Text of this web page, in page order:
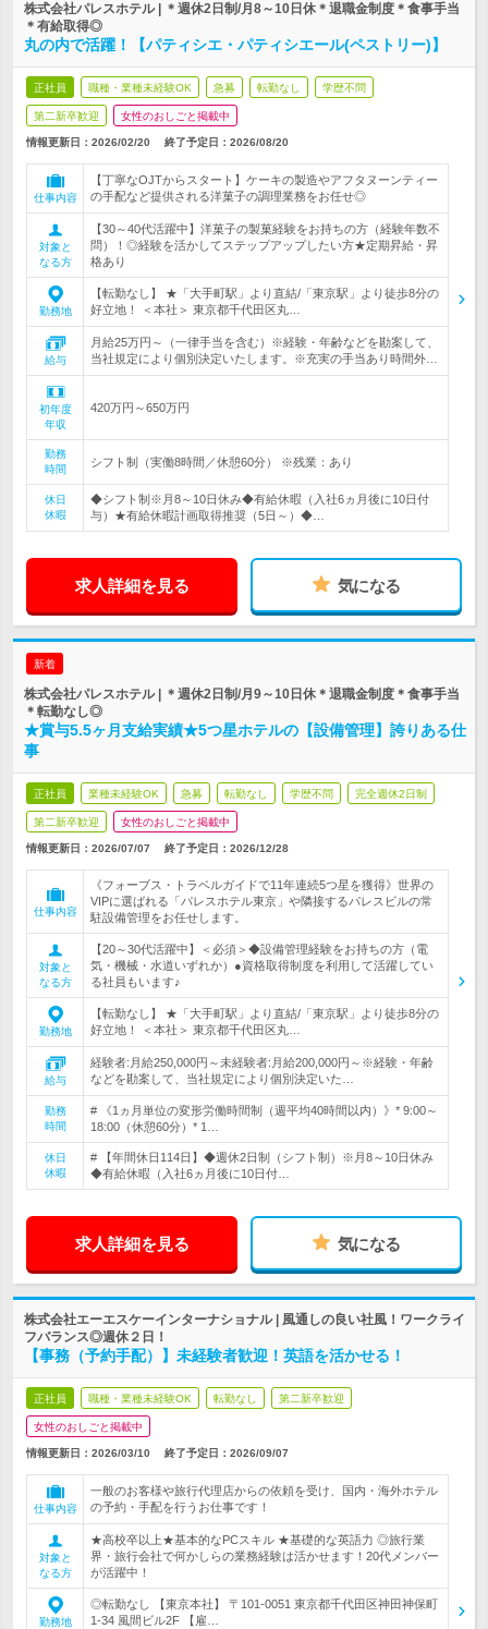
株式会社パレスホテル | ＊週休2日制/月8～10日休＊退職金制度＊食事手当
＊有給取得◎
丸の内で活躍！【パティシエ・パティシエール(ペストリー)】
正社員 職種・業種未経験OK 急募 転勤なし 学歴不問
第二新卒歓迎 女性のおしごと掲載中
情報更新日：2026/02/20 終了予定日： 2026/08/20
仕事内容
【丁寧なOJTからスタート】ケーキの製造やアフタヌーンティー
の手配など提供される洋菓子の調理業務をお任せ◎
対象と
なる方
【30～40代活躍中】洋菓子の製菓経験をお持ちの方（経験年数不
問）！◎経験を活かしてステップアップしたい方★定期昇給・昇
格あり
勤務地
【転勤なし】 ★「大手町駅」より直結/「東京駅」より徒歩8分の
好立地！ ＜本社＞ 東京都千代田区丸…
給与
月給25万円～（一律手当を含む）※経験・年齢などを勘案して、
当社規定により個別決定いたします。※充実の手当あり時間外…
初年度
年収
420万円～650万円
勤務
時間
シフト制（実働8時間／休憩60分） ※残業：あり
休日
休暇
◆シフト制※月8～10日休み◆有給休暇（入社6ヵ月後に10日付
与）★有給休暇計画取得推奨（5日～）◆…
求人詳細を見る 気になる
新着
株式会社パレスホテル | ＊週休2日制/月9～10日休＊退職金制度＊食事手当
＊転勤なし◎
★賞与5.5ヶ月支給実績★5つ星ホテルの【設備管理】誇りある仕
事
正社員 業種未経験OK 急募 転勤なし 学歴不問 完全週休2日制
第二新卒歓迎 女性のおしごと掲載中
情報更新日：2026/07/07 終了予定日： 2026/12/28
仕事内容
《フォーブス・トラベルガイドで11年連続5つ星を獲得》世界の
VIPに選ばれる「パレスホテル東京」や隣接するパレスビルの常
駐設備管理をお任せします。
対象と
なる方
【20～30代活躍中】＜必須＞◆設備管理経験をお持ちの方（電
気・機械・水道いずれか）●資格取得制度を利用して活躍してい
る社員もいます♪
勤務地
【転勤なし】 ★「大手町駅」より直結/「東京駅」より徒歩8分の
好立地！ ＜本社＞ 東京都千代田区丸…
給与
経験者:月給250,000円～未経験者:月給200,000円～※経験・年齢
などを勘案して、当社規定により個別決定いた…
勤務
時間
# 《1ヵ月単位の変形労働時間制（週平均40時間以内）》* 9:00～
18:00（休憩60分）* 1…
休日
休暇
# 【年間休日114日】◆週休2日制（シフト制）※月8～10日休み
◆有給休暇（入社6ヵ月後に10日付…
求人詳細を見る 気になる
株式会社エーエスケーインターナショナル | 風通しの良い社風！ワークライ
フバランス◎週休２日！
【事務（予約手配）】未経験者歓迎！英語を活かせる！
正社員 職種・業種未経験OK 転勤なし 第二新卒歓迎
女性のおしごと掲載中
情報更新日：2026/03/10 終了予定日： 2026/09/07
仕事内容
一般のお客様や旅行代理店からの依頼を受け、国内・海外ホテル
の予約・手配を行うお仕事です！
対象と
なる方
★高校卒以上★基本的なPCスキル ★基礎的な英語力 ◎旅行業
界・旅行会社で何かしらの業務経験は活かせます！20代メンバー
が活躍中！
勤務地
◎転勤なし 【東京本社】 〒101-0051 東京都千代田区神田神保町
1-34 風間ビル2F 【雇…